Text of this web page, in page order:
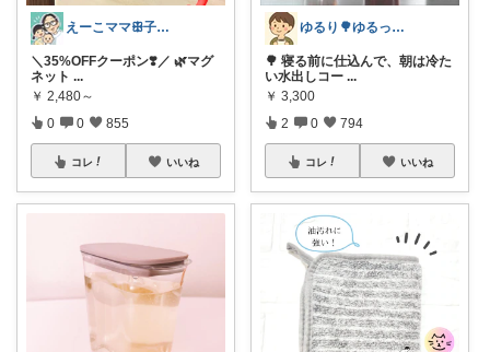
えーこママꕥ子供達と夏を楽しむぞ☀️
＼35%OFFクーポン❣️／ 🌿マグ
ネット ...
￥ 2,480～
0 0 855
コレ いいね
ゆるり🌳ゆるっと暮らし整える🧺🫕
🌳 寝る前に仕込んで、朝は冷た
い水出しコー ...
￥ 3,300
2 0 794
コレ いいね